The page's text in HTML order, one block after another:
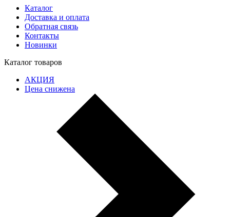
Каталог
Доставка и оплата
Обратная связь
Контакты
Новинки
Каталог товаров
АКЦИЯ
Цена снижена